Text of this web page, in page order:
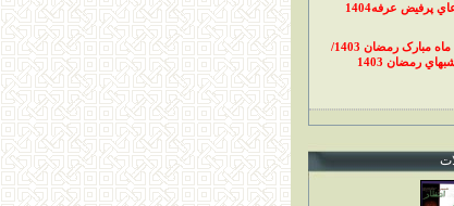
پرفيض عرفه1404
مراسم ماه مبارک رمضان 1403/
رمضان 1403